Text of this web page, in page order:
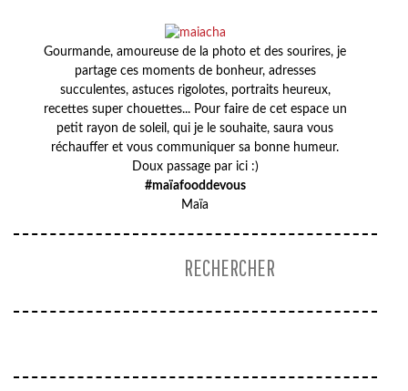
Gourmande, amoureuse de la photo et des sourires, je
partage ces moments de bonheur, adresses
succulentes, astuces rigolotes, portraits heureux,
recettes super chouettes... Pour faire de cet espace un
petit rayon de soleil, qui je le souhaite, saura vous
réchauffer et vous communiquer sa bonne humeur.
Doux passage par ici :)
#maïafooddevous
Maïa